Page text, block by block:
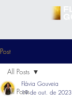
Post
All Posts
All Posts
Flávia Gouveia
19 de out. de 2023